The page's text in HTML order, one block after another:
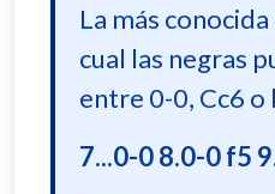
La más
cual las negras
entre 0-0, Cc6 o
7...0-0 8.0-0 f5